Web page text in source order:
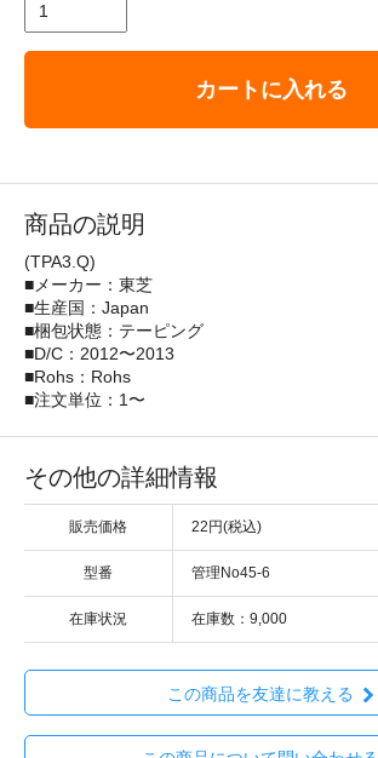
カートに入れる
商品の説明
(TPA3.Q)
■メーカー：東芝
■生産国：Japan
■梱包状態：テーピング
■D/C：2012〜2013
■Rohs：Rohs
■注文単位：1〜
その他の詳細情報
販売価格 22円(税込)
型番 管理No45-6
在庫状況 在庫数：9,000
この商品を友達に教える